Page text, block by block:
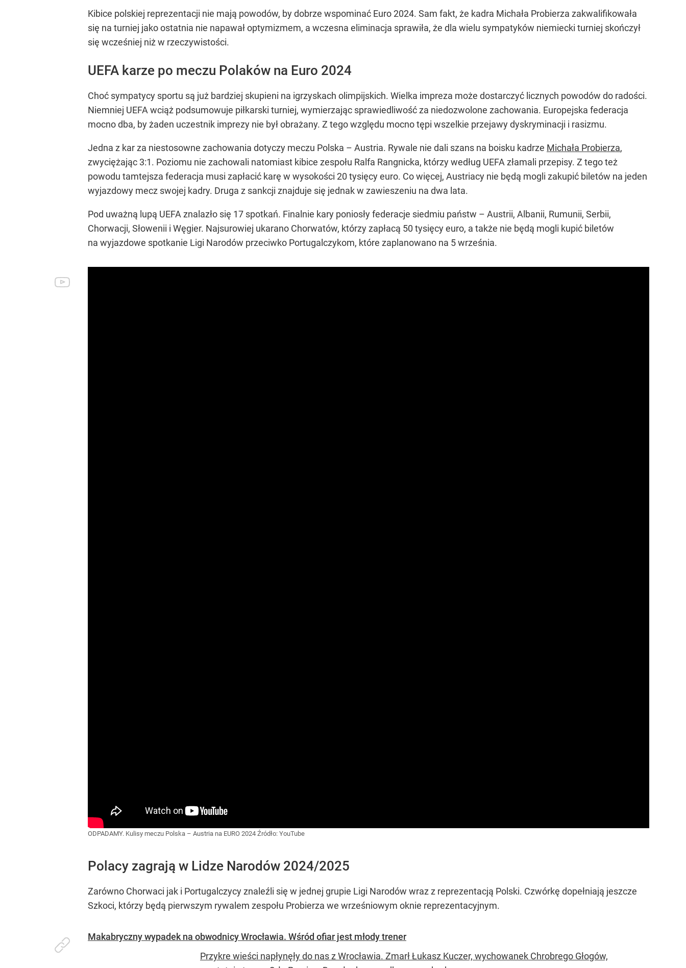
Kibice polskiej reprezentacji nie mają powodów, by dobrze wspominać Euro 2024. Sam fakt, że kadra Michała Probierza zakwalifikowała
się na turniej jako ostatnia nie napawał optymizmem, a wczesna eliminacja sprawiła, że dla wielu sympatyków niemiecki turniej skończył
się wcześniej niż w rzeczywistości.
UEFA karze po meczu Polaków na Euro 2024
Choć sympatycy sportu są już bardziej skupieni na igrzyskach olimpijskich. Wielka impreza może dostarczyć licznych powodów do radości.
Niemniej UEFA wciąż podsumowuje piłkarski turniej, wymierzając sprawiedliwość za niedozwolone zachowania. Europejska federacja
mocno dba, by żaden uczestnik imprezy nie był obrażany. Z tego względu mocno tępi wszelkie przejawy dyskryminacji i rasizmu.
Jedna z kar za niestosowne zachowania dotyczy meczu Polska – Austria. Rywale nie dali szans na boisku kadrze Michała Probierza,
zwyciężając 3:1. Poziomu nie zachowali natomiast kibice zespołu Ralfa Rangnicka, którzy według UEFA złamali przepisy. Z tego też
powodu tamtejsza federacja musi zapłacić karę w wysokości 20 tysięcy euro. Co więcej, Austriacy nie będą mogli zakupić biletów na jeden
wyjazdowy mecz swojej kadry. Druga z sankcji znajduje się jednak w zawieszeniu na dwa lata.
Pod uważną lupą UEFA znalazło się 17 spotkań. Finalnie kary poniosły federacje siedmiu państw – Austrii, Albanii, Rumunii, Serbii,
Chorwacji, Słowenii i Węgier. Najsurowiej ukarano Chorwatów, którzy zapłacą 50 tysięcy euro, a także nie będą mogli kupić biletów
na wyjazdowe spotkanie Ligi Narodów przeciwko Portugalczykom, które zaplanowano na 5 września.
ODPADAMY. Kulisy meczu Polska – Austria na EURO 2024 Źródło: YouTube
Polacy zagrają w Lidze Narodów 2024/2025
Zarówno Chorwaci jak i Portugalczycy znaleźli się w jednej grupie Ligi Narodów wraz z reprezentacją Polski. Czwórkę dopełniają jeszcze
Szkoci, którzy będą pierwszym rywalem zespołu Probierza we wrześniowym oknie reprezentacyjnym.
Makabryczny wypadek na obwodnicy Wrocławia. Wśród ofiar jest młody trener
Przykre wieści napłynęły do nas z Wrocławia. Zmarł Łukasz Kuczer, wychowanek Chrobrego Głogów,